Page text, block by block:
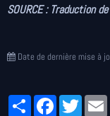
SOURCE : Traduction
Date de dernière mise à
PartagerFacebookTwitter